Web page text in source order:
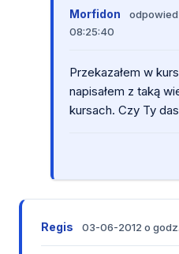
Morfidon
08:25:40
Przekazałem w
napisałem z taką
kursach. Czy Ty
Regis 03-06-2012 o